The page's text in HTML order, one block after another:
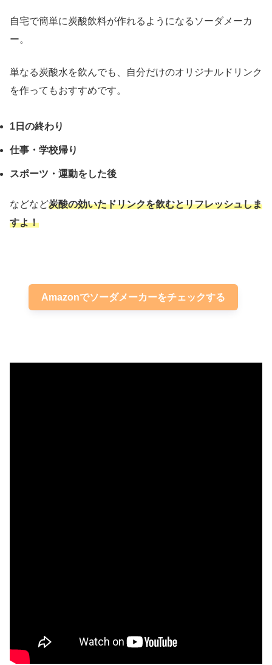
自宅で簡単に炭酸飲料が作れるようになるソーダメーカ
ー。
単なる炭酸水を飲んでも、自分だけのオリジナルドリンク
を作ってもおすすめです。
1日の終わり
仕事・学校帰り
スポーツ・運動をした後
などなど炭酸の効いたドリンクを飲むとリフレッシュしま
すよ！
Amazonでソーダメーカーをチェックする